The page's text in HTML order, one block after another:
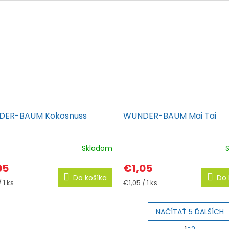
BAUM Kokosnuss
Skladom
ks Do košíka
WUNDER-BAUM Mai Tai
€1,05
Jednotková
€1,05 / 1 ks Do
NAČÍTAŤ 5 ĎALŠÍCH
S